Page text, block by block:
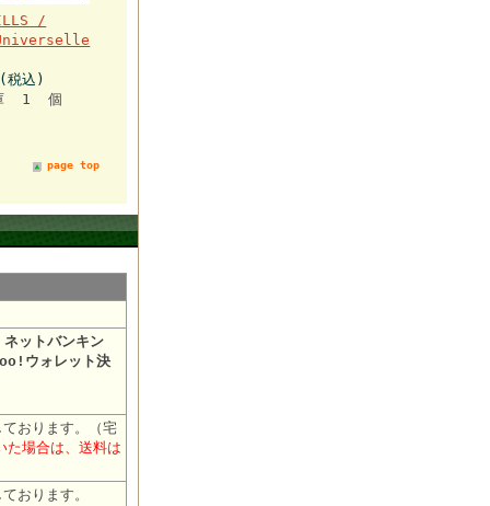
/
税込)
1 個
page top
ットバンキン
ウォレット決
おります。（宅
場合は、送料は
おります。